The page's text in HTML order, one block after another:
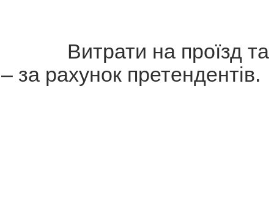
Витрати на проїзд та
– за рахунок претендентів.